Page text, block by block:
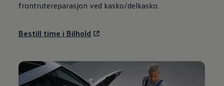
frontrutereparasjon ved kasko/delkasko.
Bestill time i Bilhold